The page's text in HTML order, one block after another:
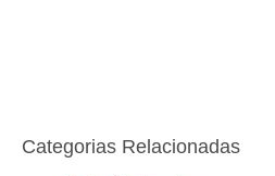
Categorias Relacionadas